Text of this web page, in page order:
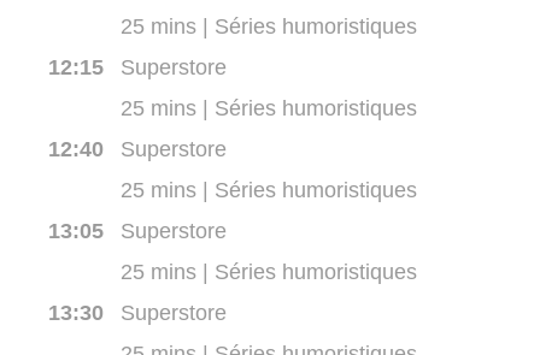
25 mins | Séries humoristiques
12:15Superstore
25 mins | Séries humoristiques
12:40Superstore
25 mins | Séries humoristiques
13:05Superstore
25 mins | Séries humoristiques
13:30Superstore